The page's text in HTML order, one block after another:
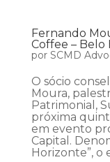
Fernando
Coffee – Belo
por SCMD
O sócio
Moura,
Patrimonial,
próxima
em evento
Capital.
Horizonte”, o